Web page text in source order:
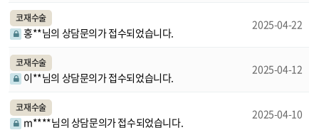
코재수술
홍**님의 상담문의가 접수되었습니다.
2025-04-22
코재수술
이**님의 상담문의가 접수되었습니다.
2025-04-12
코재수술
m****님의 상담문의가 접수되었습니다.
2025-04-10